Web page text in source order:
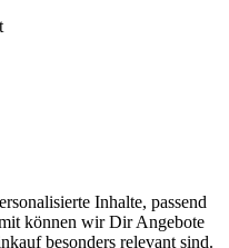
Inhalte, passend
können wir Dir Angebote
besonders relevant sind.